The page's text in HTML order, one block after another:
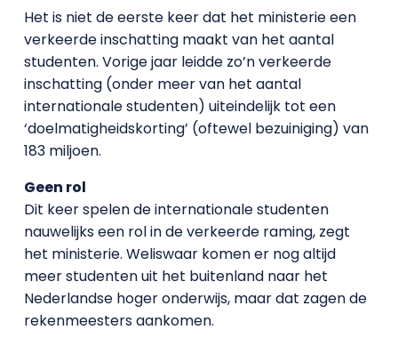
Het is niet de eerste keer dat het ministerie een
verkeerde inschatting maakt van het aantal
studenten. Vorige jaar leidde zo’n verkeerde
inschatting (onder meer van het aantal
internationale studenten) uiteindelijk tot een
‘doelmatigheidskorting’ (oftewel bezuiniging) van
183 miljoen.
Geen rol
Dit keer spelen de internationale studenten
nauwelijks een rol in de verkeerde raming, zegt
het ministerie. Weliswaar komen er nog altijd
meer studenten uit het buitenland naar het
Nederlandse hoger onderwijs, maar dat zagen de
rekenmeesters aankomen.